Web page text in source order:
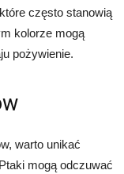
często stanowią
kolorze mogą
pożywienie.
warto unikać
mogą odczuwać